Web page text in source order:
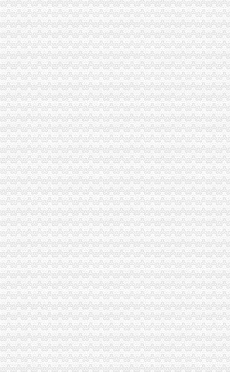
嘉诚跑腿,24小时代办,营业执照、礼品、鲜花-温州58同城
北京世园会园区建设全面启动北京汽车美容今题网
代办园林资质,北京园林绿化资质,北京园林资质代办-一般商务
顺德碧桂园紫罗兰养殖_顺德碧桂园紫罗兰采购/批发_顺德碧桂园紫罗
山东省威海市锦程园林花卉__执照认证
回兴代办执照
深交所信息公告（2011-11-30）_股票频道_证券之星
【图】外地购车回执单一事,求减少阴影面积_福克斯论坛_汽车之家论
渝开发：2010年半年度财务报告_渝开发（000514）_公告正文_财经_
2011全新秋款女妆批发代理加盟-回兴服装/鞋帽/箱包|重庆酷易搜
生产成本工程招标公告_招标信息_北京瑞博恒达招标代理有限公司
渝北区代办执照流程
渝酷味火锅招商_渝酷味火锅加盟_渝酷味火锅代理_渝酷味火锅加盟电
渝北工商执照代办_列表网
外资公司注册-顶呱呱,一站式企业服务平台
工商税务
建筑施工企业常见的十大风险及应对-工程管理-筑龙项目管理论坛
重庆代办执照
重庆营业执照代办！
重庆代办营业执照_重庆工商代办_重庆公司注册选重庆鑫祺财务公司
重庆代理记账-重庆工商代办电话价格-重庆营业执照代办-重庆注册公司-
页-重庆社保代办|重庆江北执照代办|重庆代理记帐|重庆财务咨询--023
重庆渝中区周边代办执照找代办营业执照多少钱？_【公司注册服务】
渝北区代办执照
【重庆渝北工商代办,请找赢缘财务,服务致上】价格,厂家,图片,
原告北京天语同声信息技术有限公司与被告重庆市渝北区绿之舟歌城
重庆渝中区公司注册代办流程办理工商执照的_重庆慢牛工商咨询_新
关于设立重庆鹏诚保险代理有限公司美冠菲亚和美冠雪佛兰营业部的
重庆渝北财富中心周边执照新办变更如何补办营业执照_【会计服务】
加洲
加洲旅馆_在线观看-56.com
加洲公馆图片相册,厦门加洲公馆实景图、室外图、小区配套图-厦门
加洲人的微博_腾讯微博
【加洲锦苑二手房房价走势_扬州高邮市高邮市加洲锦苑二手房新房